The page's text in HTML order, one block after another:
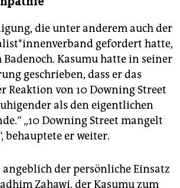
die unter anderem auch der
gefordert hatte,
Badenoch. Kasumu hatte in seiner
geschrieben, dass er das
Reaktion von 10 Downing Street
als den eigentlichen
„10 Downing Street mangelt
behauptete er weiter.
angeblich der persönliche Einsatz
Zahawi, der Kasumu zum